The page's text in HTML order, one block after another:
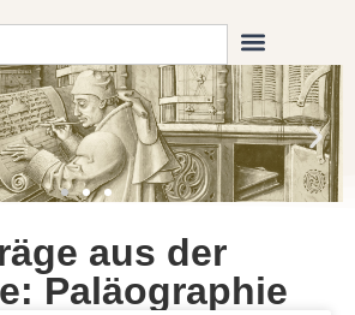
aus der
Paläographie